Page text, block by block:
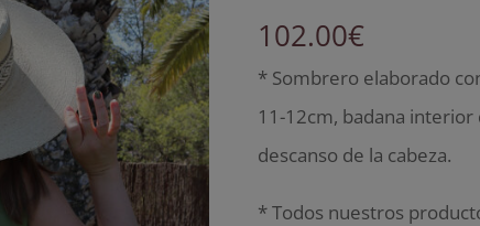
102.00€
* Sombrero elaborado
11-12cm, badana
descanso de la cabeza.
* Todos nuestros